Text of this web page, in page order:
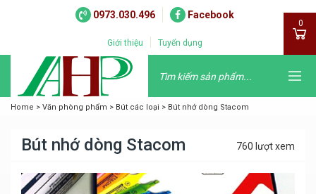
0973.030.496 Facebook
Giới thiệu Tuyển dụng
0
Home > Văn phòng phẩm > Bút các loại > Bút nhớ dòng Stacom
Bút nhớ dòng Stacom 760 lượt xem